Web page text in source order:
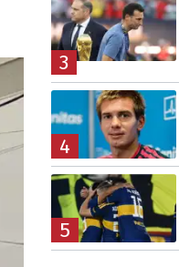
3
4
5